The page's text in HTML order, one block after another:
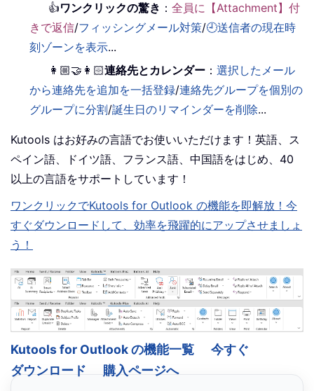
👍ワンクリックの驚き ：全員に【Attachment】付
きで返信/フィッシングメール対策/🕘送信者の現在時
刻ゾーンを表示...
👩🏼‍🤝‍👩🏻連絡先とカレンダー ：選択したメール
から連絡先を追加を一括登録/連絡先グループを個別の
グループに分割/誕生日のリマインダーを削除...
Kutools はお好みの言語でお使いいただけます！英語、ス
ペイン語、ドイツ語、フランス語、中国語をはじめ、40
以上の言語をサポートしています！
ワンクリックでKutools for Outlook の機能を即解放！今
すぐダウンロードして、効率を飛躍的にアップさせましょ
う！
Kutools for Outlook の機能一覧
今すぐ
ダウンロード
購入ページへ